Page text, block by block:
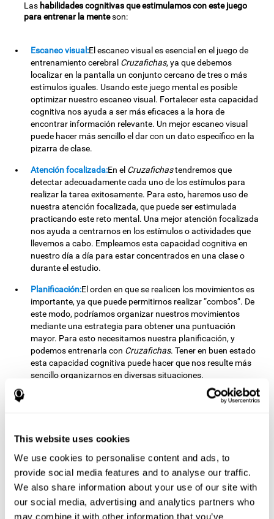
This website uses cookies
We use cookies to personalise content and ads, to
provide social media features and to analyse our traffic.
We also share information about your use of our site with
our social media, advertising and analytics partners who
may combine it with other information that you’ve
Las habilidades cognitivas que estimulamos con este juego
para entrenar la menteson:
Escaneo visual:El escaneo visual es esencial en el juego de
entrenamiento cerebral Cruzafichas, ya que debemos
localizar en la pantalla un conjunto cercano de tres o más
estímulos iguales. Usando este juego mental es posible
optimizar nuestro escaneo visual. Fortalecer esta capacidad
cognitiva nos ayuda a ser más eficaces a la hora de
encontrar información relevante. Un mejor escaneo visual
puede hacer más sencillo el dar con un dato específico en la
pizarra de clase.
Atención focalizada:En el Cruzafichastendremos que
detectar adecuadamente cada uno de los estímulos para
realizar la tarea exitosamente. Para esto, haremos uso de
nuestra atención focalizada, que puede ser estimulada
practicando este reto mental. Una mejor atención focalizada
nos ayuda a centrarnos en los estímulos o actividades que
llevemos a cabo. Empleamos esta capacidad cognitiva en
nuestro día a día para estar concentrados en una clase o
durante el estudio.
Planificación:El orden en que se realicen los movimientos es
importante, ya que puede permitirnos realizar “combos”. De
este modo, podríamos organizar nuestros movimientos
mediante una estrategia para obtener una puntuación
mayor. Para esto necesitamos nuestra planificación, y
podemos entrenarla con Cruzafichas. Tener en buen estado
esta capacidad cognitiva puede hacer que nos resulte más
sencillo organizarnos en diversas situaciones.
Frecuentemente hacemos uso de nuestra planificación
cuando organizamos nuestros trabajos escolares o
Percepción visual:Para unir los estímulos sin cometer
errores, necesitaremos distinguir correctamente las
diferencias entre ellas. Al estimular nuestra percepción visual
con este reto mental, es posible potenciar su estado. Una
buena percepción visual nos permite interpretar y distinguir
correctamente los estímulos que nos rodean. Así, también